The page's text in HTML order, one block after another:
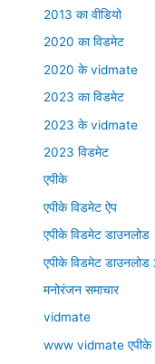
2013 का वीडियो
2020 का विडमेट
2020 के vidmate
2023 का विडमेट
2023 के vidmate
2023 विडमेट
एपीके
एपीके विडमेट ऐप
एपीके विडमेट डाउनलोड
एपीके विडमेट
मनोरंजन समाचार
vidmate
www vidmate एपीके